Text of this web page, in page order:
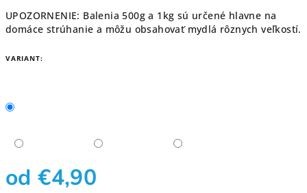
UPOZORNENIE: Balenia 500g a 1kg sú určené hlavne na
domáce strúhanie a môžu obsahovať mydlá rôznych veľkostí.
VARIANT:
od€4,90